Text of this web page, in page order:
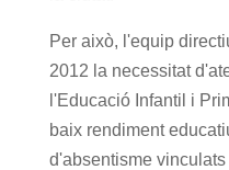
Per això, l'equip
2012 la necessitat
l'Educació Infantil i
baix rendiment
d'absentisme